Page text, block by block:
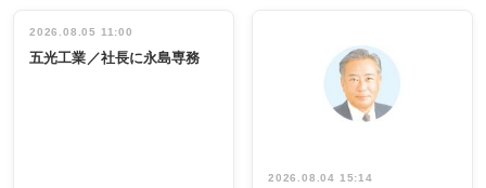
インタビュ
ー／社内ア
祝う 業界関
係者ら220人
出席
2026.08.05 11:00
五光工業／社長に永島専務
2026.08.04 15:14